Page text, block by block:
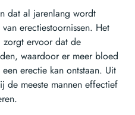
dat al jarenlang wordt
erectiestoornissen. Het
zorgt ervoor dat de
waardoor er meer bloed
erectie kan ontstaan. Uit
meeste mannen effectief